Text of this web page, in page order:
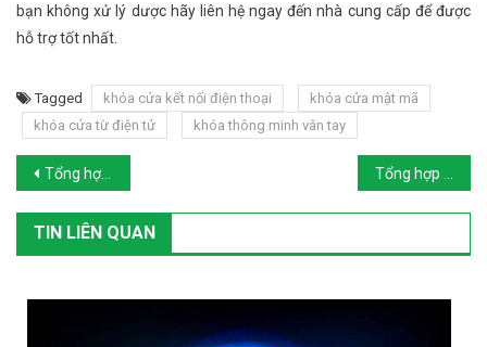
bạn không xử lý dược hãy liên hệ ngay đến nhà cung cấp để được
hỗ trợ tốt nhất.
Tagged khóa cửa kết nối điện thoại
khóa cửa mật mã
khóa cửa từ điện tử
khóa thông minh vân tay
Post navigation
Tổng hợp các mẫu khóa cửa kết nối wifi có giá trên 10 triệu đồng
TIN LIÊN QUAN